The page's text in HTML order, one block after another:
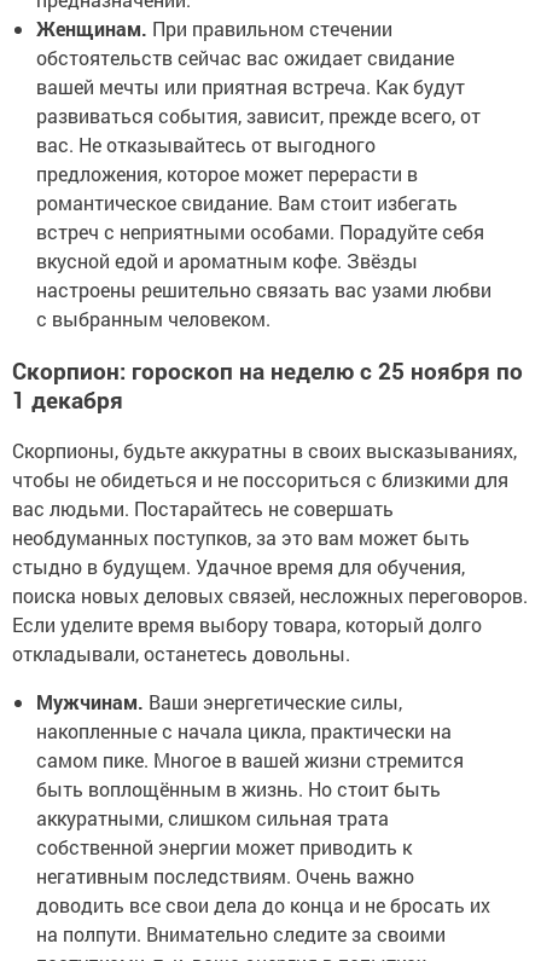
Женщинам. При правильном стечении
обстоятельств сейчас вас ожидает свидание
вашей мечты или приятная встреча. Как будут
развиваться события, зависит, прежде всего, от
вас. Не отказывайтесь от выгодного
предложения, которое может перерасти в
романтическое свидание. Вам стоит избегать
встреч с неприятными особами. Порадуйте себя
вкусной едой и ароматным кофе. Звёзды
настроены решительно связать вас узами любви
с выбранным человеком.
Скорпион: гороскоп на неделю с 25 ноября по
1 декабря
Скорпионы, будьте аккуратны в своих высказываниях,
чтобы не обидеться и не поссориться с близкими для
вас людьми. Постарайтесь не совершать
необдуманных поступков, за это вам может быть
стыдно в будущем. Удачное время для обучения,
поиска новых деловых связей, несложных переговоров.
Если уделите время выбору товара, который долго
откладывали, останетесь довольны.
Мужчинам. Ваши энергетические силы,
накопленные с начала цикла, практически на
самом пике. Многое в вашей жизни стремится
быть воплощённым в жизнь. Но стоит быть
аккуратными, слишком сильная трата
собственной энергии может приводить к
негативным последствиям. Очень важно
доводить все свои дела до конца и не бросать их
на полпути. Внимательно следите за своими